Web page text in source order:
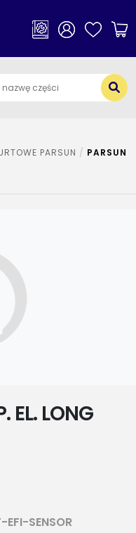
×
PARSUN
PARSUN
EL. LONG
SENSOR